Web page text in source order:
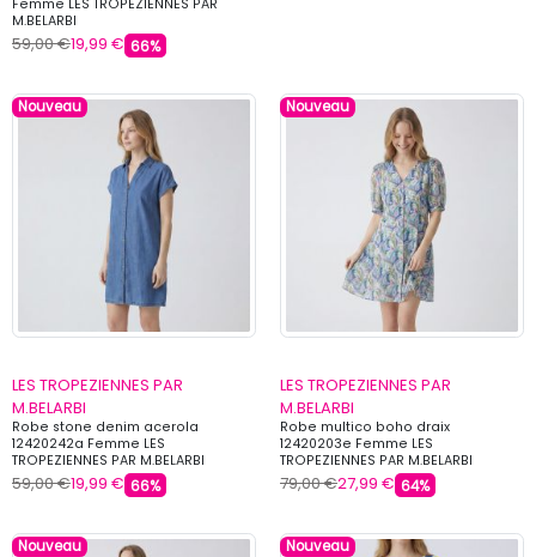
Femme LES TROPEZIENNES PAR
M.BELARBI
59,00 €19,99 € 66%
Nouveau
LES TROPEZIENNES PAR
M.BELARBI
Robe stone denim acerola
12420242a Femme LES
TROPEZIENNES PAR M.BELARBI
59,00 €19,99 € 66%
Nouveau
LES TROPEZIENNES PAR
M.BELARBI
Robe multico boho draix
12420203e Femme LES
TROPEZIENNES PAR M.BELARBI
79,00 €27,99 € 64%
Nouveau Nouveau